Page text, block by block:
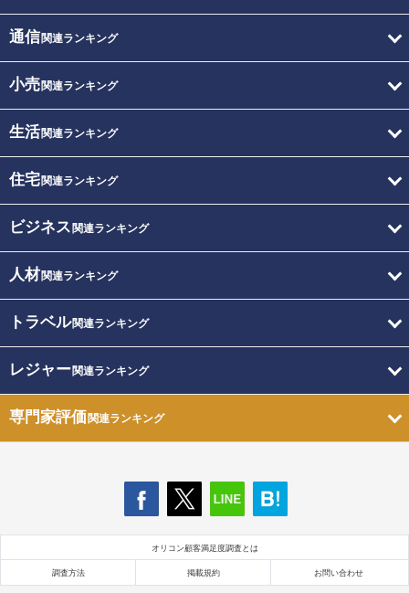
通信関連ランキング
小売関連ランキング
生活関連ランキング
住宅関連ランキング
ビジネス 関連ランキング
人材関連ランキング
トラベル関連ランキング
レジャー関連ランキング
専門家評価関連ランキング
オリコン顧客満足度調査とは
調査方法 掲載規約 お問い合わせ